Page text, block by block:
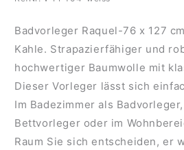
76
127
cm-
weiss
76
127
cm-
Badvorleger Raquel-76 x 127
Kahle. Strapazierfähiger und
hochwertiger Baumwolle mit
Dieser Vorleger lässt sich
Im Badezimmer als
Bettvorleger oder im
Raum Sie sich entscheiden, er